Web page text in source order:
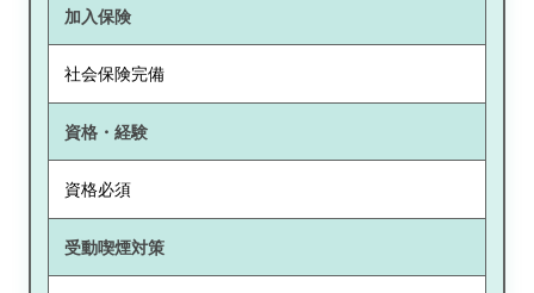
加入保険
社会保険完備
資格・経験
資格必須
受動喫煙対策